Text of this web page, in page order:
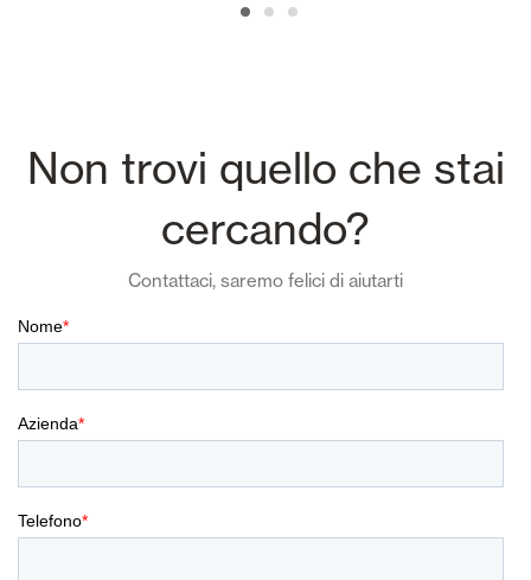
Non trovi quello che stai
cercando?
Contattaci, saremo felici di aiutarti